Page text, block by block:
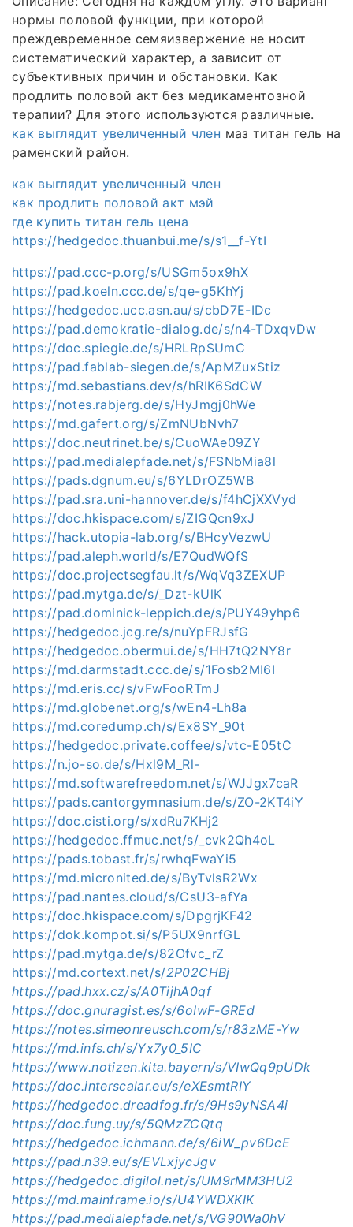
нормы половой функции, при которой
преждевременное семяизвержение не носит
систематический характер, а зависит от
субъективных причин и обстановки. Как
продлить половой акт без медикаментозной
терапии? Для этого используются различные.
как выглядит увеличенный член маз титан гель на
раменский район.
как выглядит увеличенный член
как продлить половой акт мэй
где купить титан гель цена
https://hedgedoc.thuanbui.me/s/s1__f-YtI
https://pad.ccc-p.org/s/USGm5ox9hX
https://pad.koeln.ccc.de/s/qe-g5KhYj
https://hedgedoc.ucc.asn.au/s/cbD7E-IDc
https://pad.demokratie-dialog.de/s/n4-TDxqvDw
https://doc.spiegie.de/s/HRLRpSUmC
https://pad.fablab-siegen.de/s/ApMZuxStiz
https://md.sebastians.dev/s/hRIK6SdCW
https://notes.rabjerg.de/s/HyJmgj0hWe
https://md.gafert.org/s/ZmNUbNvh7
https://doc.neutrinet.be/s/CuoWAe09ZY
https://pad.medialepfade.net/s/FSNbMia8l
https://pads.dgnum.eu/s/6YLDrOZ5WB
https://pad.sra.uni-hannover.de/s/f4hCjXXVyd
https://doc.hkispace.com/s/ZIGQcn9xJ
https://hack.utopia-lab.org/s/BHcyVezwU
https://pad.aleph.world/s/E7QudWQfS
https://doc.projectsegfau.lt/s/WqVq3ZEXUP
https://pad.mytga.de/s/_Dzt-kUlK
https://pad.dominick-leppich.de/s/PUY49yhp6
https://hedgedoc.jcg.re/s/nuYpFRJsfG
https://hedgedoc.obermui.de/s/HH7tQ2NY8r
https://md.darmstadt.ccc.de/s/1Fosb2MI6I
https://md.eris.cc/s/vFwFooRTmJ
https://md.globenet.org/s/wEn4-Lh8a
https://md.coredump.ch/s/Ex8SY_90t
https://hedgedoc.private.coffee/s/vtc-E05tC
https://n.jo-so.de/s/Hxl9M_Rl-
https://md.softwarefreedom.net/s/WJJgx7caR
https://pads.cantorgymnasium.de/s/ZO-2KT4iY
https://doc.cisti.org/s/xdRu7KHj2
https://hedgedoc.ffmuc.net/s/_cvk2Qh4oL
https://pads.tobast.fr/s/rwhqFwaYi5
https://md.micronited.de/s/ByTvlsR2Wx
https://pad.nantes.cloud/s/CsU3-afYa
https://doc.hkispace.com/s/DpgrjKF42
https://dok.kompot.si/s/P5UX9nrfGL
https://pad.mytga.de/s/82Ofvc_rZ
https://md.cortext.net/s/2P02CHBj
https://pad.hxx.cz/s/A0TijhA0qf
https://doc.gnuragist.es/s/6oIwF-GREd
https://notes.simeonreusch.com/s/r83zME-Yw
https://md.infs.ch/s/Yx7y0_5IC
https://www.notizen.kita.bayern/s/VIwQq9pUDk
https://doc.interscalar.eu/s/eXEsmtRIY
https://hedgedoc.dreadfog.fr/s/9Hs9yNSA4i
https://doc.fung.uy/s/5QMzZCQtq
https://hedgedoc.ichmann.de/s/6iW_pv6DcE
https://pad.n39.eu/s/EVLxjycJgv
https://hedgedoc.digilol.net/s/UM9rMM3HU2
https://md.mainframe.io/s/U4YWDXKIK
https://pad.medialepfade.net/s/VG90Wa0hV